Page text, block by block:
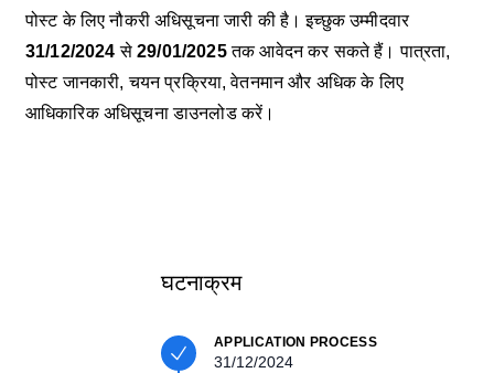
घटनाक्रम
APPLICATION PROCESS
31/12/2024
पोस्ट के लिए नौकरी अधिसूचना जारी की है। इच्छुक उम्मीदवार
31/12/2024 से29/01/2025तक आवेदन कर सकते हैं। पात्रता,
पोस्ट जानकारी, चयन प्रक्रिया, वेतनमान और अधिक के लिए
आधिकारिक अधिसूचना डाउनलोड करें।